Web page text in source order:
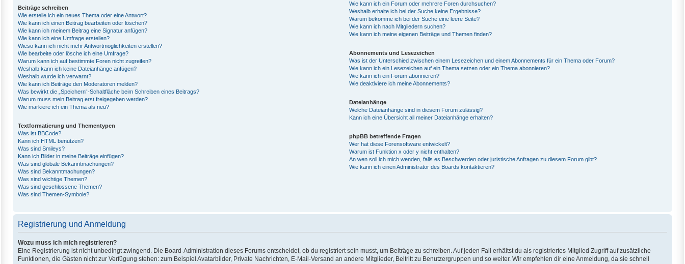
Beiträge schreiben
Wie erstelle ich ein neues Thema oder eine Antwort?
Wie kann ich einen Beitrag bearbeiten oder löschen?
Wie kann ich meinem Beitrag eine Signatur anfügen?
Wie kann ich eine Umfrage erstellen?
Wieso kann ich nicht mehr Antwortmöglichkeiten erstellen?
Wie bearbeite oder lösche ich eine Umfrage?
Warum kann ich auf bestimmte Foren nicht zugreifen?
Weshalb kann ich keine Dateianhänge anfügen?
Weshalb wurde ich verwarnt?
Wie kann ich Beiträge den Moderatoren melden?
Was bewirkt die „Speichern“-Schaltfläche beim Schreiben eines Beitrags?
Warum muss mein Beitrag erst freigegeben werden?
Wie markiere ich ein Thema als neu?
Textformatierung und Thementypen
Was ist BBCode?
Kann ich HTML benutzen?
Was sind Smileys?
Kann ich Bilder in meine Beiträge einfügen?
Was sind globale Bekanntmachungen?
Was sind Bekanntmachungen?
Was sind wichtige Themen?
Was sind geschlossene Themen?
Was sind Themen-Symbole?
Wie kann ich ein Forum oder mehrere Foren durchsuchen?
Weshalb erhalte ich bei der Suche keine Ergebnisse?
Warum bekomme ich bei der Suche eine leere Seite?
Wie kann ich nach Mitgliedern suchen?
Wie kann ich meine eigenen Beiträge und Themen finden?
Abonnements und Lesezeichen
Was ist der Unterschied zwischen einem Lesezeichen und einem Abonnements für ein Thema oder Forum?
Wie kann ich ein Lesezeichen auf ein Thema setzen oder ein Thema abonnieren?
Wie kann ich ein Forum abonnieren?
Wie deaktiviere ich meine Abonnements?
Dateianhänge
Welche Dateianhänge sind in diesem Forum zulässig?
Kann ich eine Übersicht all meiner Dateianhänge erhalten?
phpBB betreffende Fragen
Wer hat diese Forensoftware entwickelt?
Warum ist Funktion x oder y nicht enthalten?
An wen soll ich mich wenden, falls es Beschwerden oder juristische Anfragen zu diesem Forum gibt?
Wie kann ich einen Administrator des Boards kontaktieren?
Registrierung und Anmeldung
Wozu muss ich mich registrieren?
Eine Registrierung ist nicht unbedingt zwingend. Die Board-Administration dieses Forums entscheidet, ob du registriert sein musst, um Beiträge zu schreiben. Auf jeden Fall erhältst du als registriertes Mitglied Zugriff auf zusätzliche
Funktionen, die Gästen nicht zur Verfügung stehen: zum Beispiel Avatarbilder, Private Nachrichten, E-Mail-Versand an andere Mitglieder, Beitritt zu Benutzergruppen und so weiter. Wir empfehlen dir eine Anmeldung, da sie schnell